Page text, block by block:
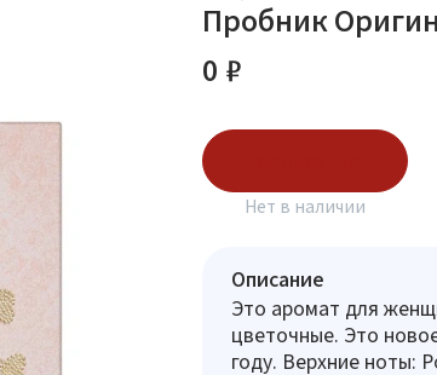
Пробник
0 ₽
Нет в наличии
Описание
Это аромат для
цветочные. Это
году. Верхние ноты: